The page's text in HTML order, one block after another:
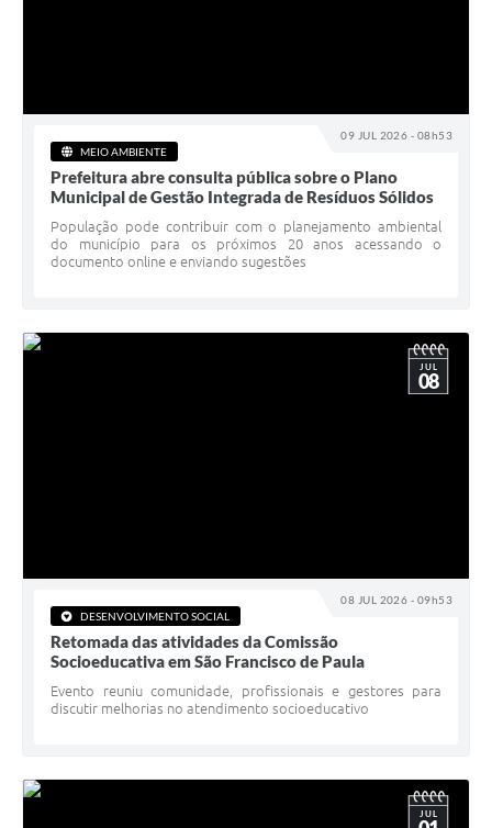
09 JUL 2026 - 08h53
MEIO AMBIENTE
Prefeitura abre consulta pública sobre o Plano
Municipal de Gestão Integrada de Resíduos Sólidos
População pode contribuir com o planejamento ambiental
do município para os próximos 20 anos acessando o
documento online e enviando sugestões
08 JUL 2026 - 09h53
JUL
08
DESENVOLVIMENTO SOCIAL
Retomada das atividades da Comissão
Socioeducativa em São Francisco de Paula
Evento reuniu comunidade, profissionais e gestores para
discutir melhorias no atendimento socioeducativo
JUL